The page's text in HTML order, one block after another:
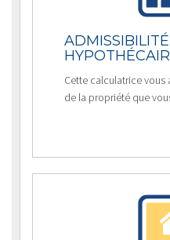
Cette calculatrice vous
de la propriété que